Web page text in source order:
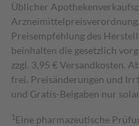
Üblicher
Preisempfehlung des
beinhalten die gesetzlich
zzgl. 3,95 € Versandkosten.
frei. Preisänderungen und
und Gratis-Beigaben nur
1 Eine pharmazeutische